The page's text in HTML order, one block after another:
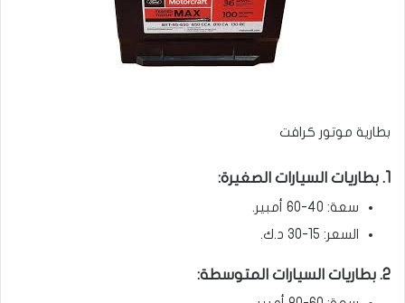
بطارية موتور كرافت
1. بطاريات السيارات الصغيرة:
سعة: 40-60 أمبير.
السعر: 15-30 د.ك.
2. بطاريات السيارات المتوسطة: